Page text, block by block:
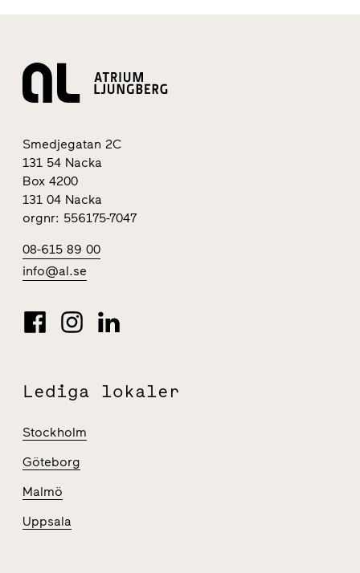
Smedjegatan 2C
131 54 Nacka
Box 4200
131 04 Nacka
orgnr: 556175-7047
08-615 89 00
info@al.se
Lediga lokaler
Stockholm
Göteborg
Malmö
Uppsala